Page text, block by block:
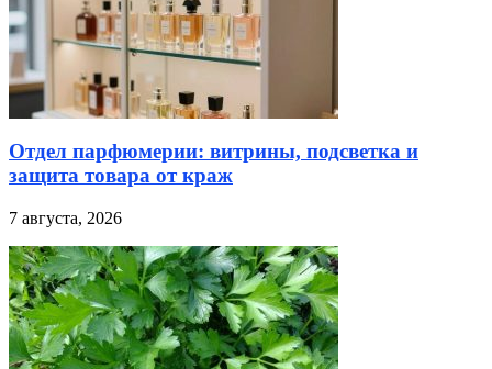
Отдел парфюмерии: витрины, подсветка и
защита товара от краж
7 августа, 2026